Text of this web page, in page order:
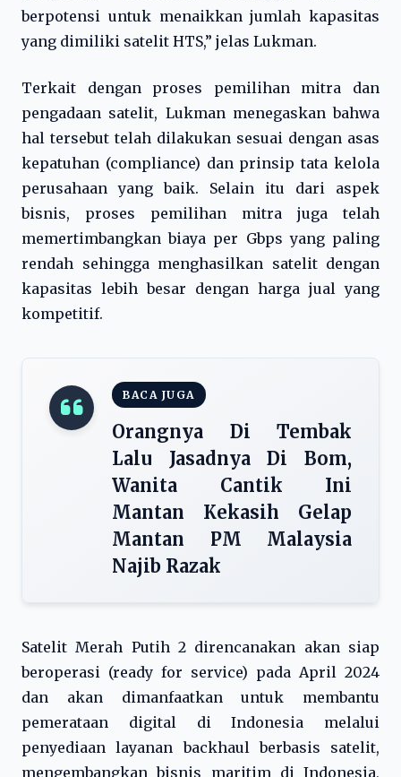
berpotensi untuk menaikkan jumlah kapasitas
yang dimiliki satelit HTS,” jelas Lukman.
Terkait dengan proses pemilihan mitra dan
pengadaan satelit, Lukman menegaskan bahwa
hal tersebut telah dilakukan sesuai dengan asas
kepatuhan (compliance) dan prinsip tata kelola
perusahaan yang baik. Selain itu dari aspek
bisnis, proses pemilihan mitra juga telah
memertimbangkan biaya per Gbps yang paling
rendah sehingga menghasilkan satelit dengan
kapasitas lebih besar dengan harga jual yang
kompetitif.
BACA JUGA
Orangnya Di Tembak
Lalu Jasadnya Di Bom,
Wanita Cantik Ini
Mantan Kekasih Gelap
Mantan PM Malaysia
Najib Razak
Satelit Merah Putih 2 direncanakan akan siap
beroperasi (ready for service) pada April 2024
dan akan dimanfaatkan untuk membantu
pemerataan digital di Indonesia melalui
penyediaan layanan backhaul berbasis satelit,
mengembangkan bisnis maritim di Indonesia,